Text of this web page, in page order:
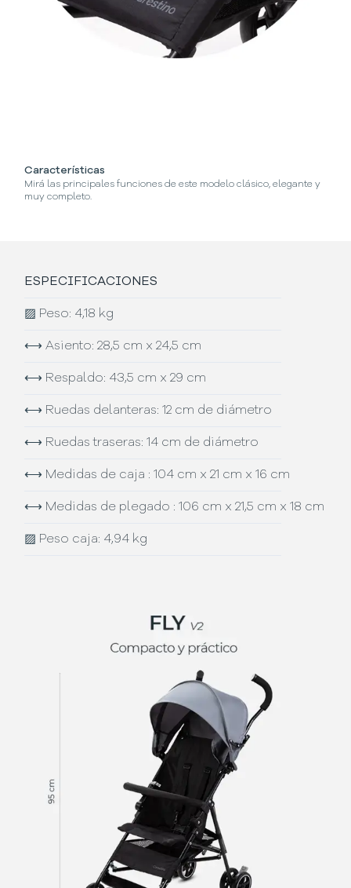
Características
Mirá las principales funciones de este modelo clásico, elegante y
muy completo.
ESPECIFICACIONES
▨ Peso: 4,18 kg
⟷ Asiento: 28,5 cm x 24,5 cm
⟷ Respaldo: 43,5 cm x 29 cm
⟷ Ruedas delanteras: 12 cm de diámetro
⟷ Ruedas traseras: 14 cm de diámetro
⟷ Medidas de caja : 104 cm x 21 cm x 16 cm
⟷ Medidas de plegado : 106 cm x 21,5 cm x 18 cm
▨ Peso caja: 4,94 kg